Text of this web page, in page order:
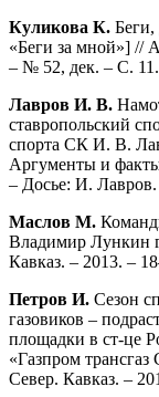
Куликова К. Беги,
«Беги за мной»] //
– № 52, дек. – С. 11.
Лавров И. В.
ставропольский
спорта СК И. В.
Аргументы и
– Досье: И. Лавров.
Маслов М.
Владимир Лункин
Кавказ. – 2013. –
Петров И. Сезон
газовиков –
площадки в ст-це
«Газпром
Север. Кавказ. –